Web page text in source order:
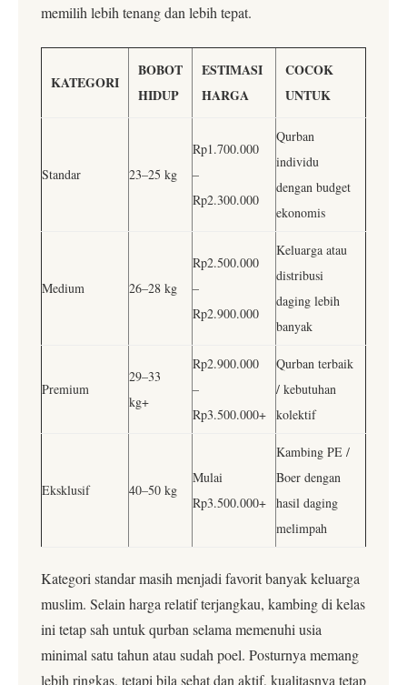
memilih lebih tenang dan lebih tepat.
KATEGORI
BOBOT
HIDUP
ESTIMASI
HARGA
COCOK
UNTUK
Standar 23–25 kg
Rp1.700.000
–
Rp2.300.000
Qurban
individu
dengan budget
ekonomis
Medium 26–28 kg
Rp2.500.000
–
Rp2.900.000
Keluarga atau
distribusi
daging lebih
banyak
Premium
29–33
kg+
Rp2.900.000
–
Rp3.500.000+
Qurban terbaik
/ kebutuhan
kolektif
Eksklusif 40–50 kg
Mulai
Rp3.500.000+
Kambing PE /
Boer dengan
hasil daging
melimpah
Kategori standar masih menjadi favorit banyak keluarga
muslim. Selain harga relatif terjangkau, kambing di kelas
ini tetap sah untuk qurban selama memenuhi usia
minimal satu tahun atau sudah poel. Posturnya memang
lebih ringkas, tetapi bila sehat dan aktif, kualitasnya tetap